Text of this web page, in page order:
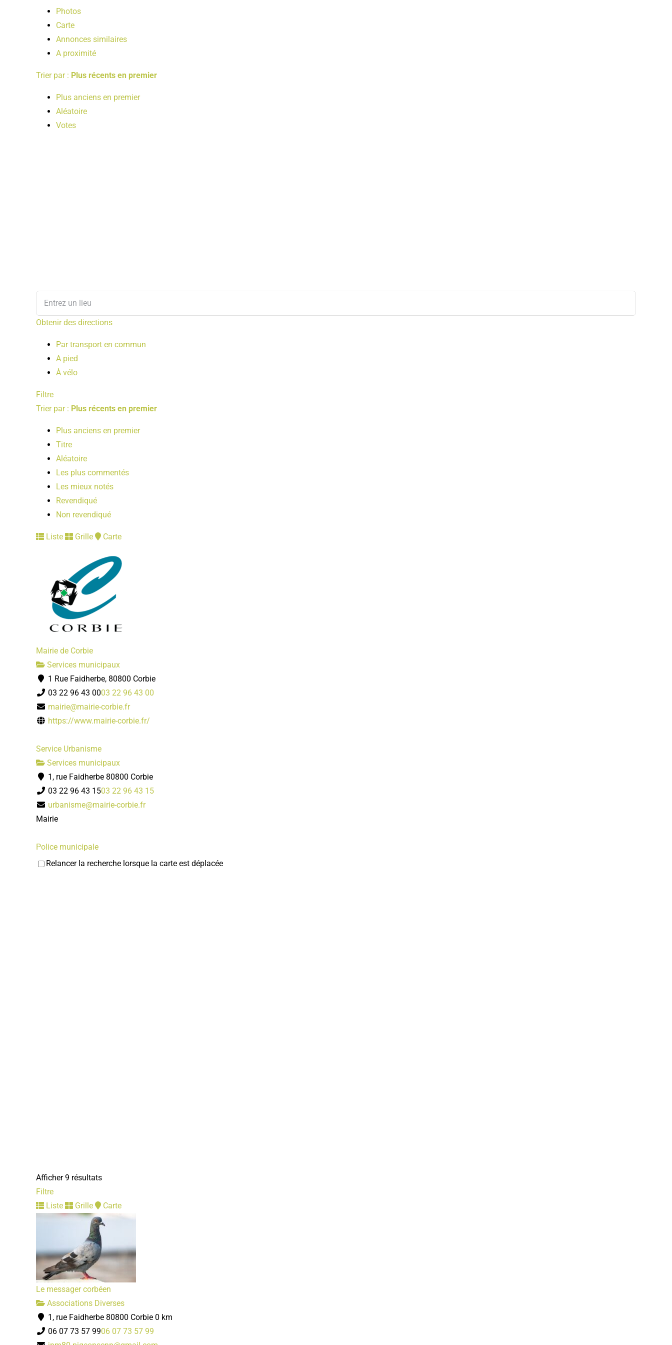
Photos
Carte
Annonces similaires
A proximité
Trier par : Plus récents en premier
Plus anciens en premier
Aléatoire
Votes
Obtenir des directions
Par transport en commun
A pied
À vélo
Filtre
Trier par : Plus récents en premier
Plus anciens en premier
Titre
Aléatoire
Les plus commentés
Les mieux notés
Revendiqué
Non revendiqué
Liste Grille Carte
Mairie de Corbie
Services municipaux
1 Rue Faidherbe, 80800 Corbie
03 22 96 43 0003 22 96 43 00
mairie@mairie-corbie.fr
https://www.mairie-corbie.fr/
Service Urbanisme
Services municipaux
1, rue Faidherbe 80800 Corbie
03 22 96 43 1503 22 96 43 15
urbanisme@mairie-corbie.fr
Mairie
Police municipale
Services municipaux
03 22 96 43 8603 22 96 43 86
accueil.daes@mairie-corbie.fr
Mairie
Structure d'accueil de jeunes enfants Les Corbisous
Services municipaux
10, parking de l'Enclos 80800 Corbie
03 22 96 43 9803 22 96 43 98
lescorbisous@mairie-corbie.fr
Mairie
Relais Assistants Maternels
Relancer la recherche lorsque la carte est déplacée
Afficher 9 résultats
Filtre
Liste
Grille Carte
Le messager corbéen
Associations Diverses
1, rue Faidherbe 80800 Corbie 0 km
06 07 73 57 9906 07 73 57 99